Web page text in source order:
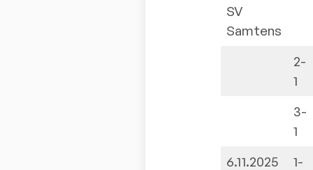
SV
Samtens
2-
1
3-
1
6.11.2025
1-